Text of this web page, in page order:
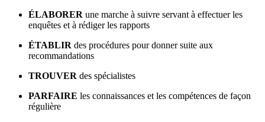
ÉLABORER une marche à suivre servant à effectuer les
enquêtes et à rédiger les rapports
ÉTABLIR des procédures pour donner suite aux
recommandations
TROUVER des spécialistes
PARFAIRE les connaissances et les compétences de façon
régulière